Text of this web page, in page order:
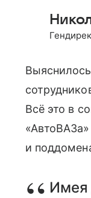
Всё это в
и
Имея